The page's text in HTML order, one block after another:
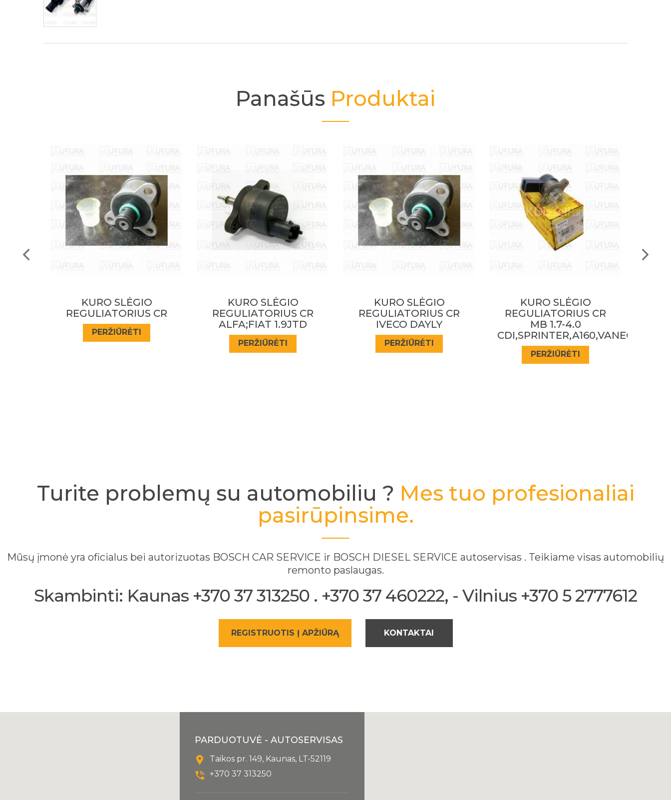
Panašūs Produktai
KURO SLĖGIO
REGULIATORIUS CR
ALFA;FIAT 1.9JTD
PERŽIŪRĖTI
KURO SLĖGIO
REGULIATORIUS CR
IVECO DAYLY
PERŽIŪRĖTI
KURO SLĖGIO
REGULIATORIUS CR
MB 1.7-4.0
CDI,SPRINTER,A160,VANEO,ML,E,S320
PERŽIŪRĖTI
KURO SLĖGIO
REGULIATORIUS CR
BMW
330D,525D,530D,730D,X5
PERŽIŪRĖTI
Turite problemų su automobiliu ? Mes tuo profesionaliai
pasirūpinsime.
Mūsų įmonė yra oficialus bei autorizuotas BOSCH CAR SERVICE ir BOSCH DIESEL SERVICE autoservisas . Teikiame visas automobilių
remonto paslaugas.
Skambinti: Kaunas +370 37 313250 . +370 37 460222, - Vilnius +370 5 2777612
REGISTRUOTIS Į APŽIŪRĄ KONTAKTAI
PARDUOTUVĖ - AUTOSERVISAS
Taikos pr. 149, Kaunas, LT-52119
+370 37 313250
Prenumeruokite mūsų
naujienlaiškį
Sužinokite apie specialius pasiūlymus pirmieji!